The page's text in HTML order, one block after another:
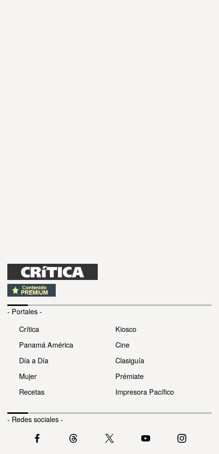
- Portales -
Crítica
Panamá América
Día a Día
Mujer
Recetas
Kiosco
Cine
Clasiguía
Prémiate
Impresora Pacífico
- Redes sociales -